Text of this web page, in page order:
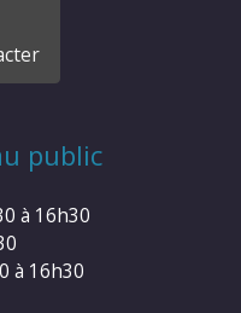
public
à 16h30
à 16h30